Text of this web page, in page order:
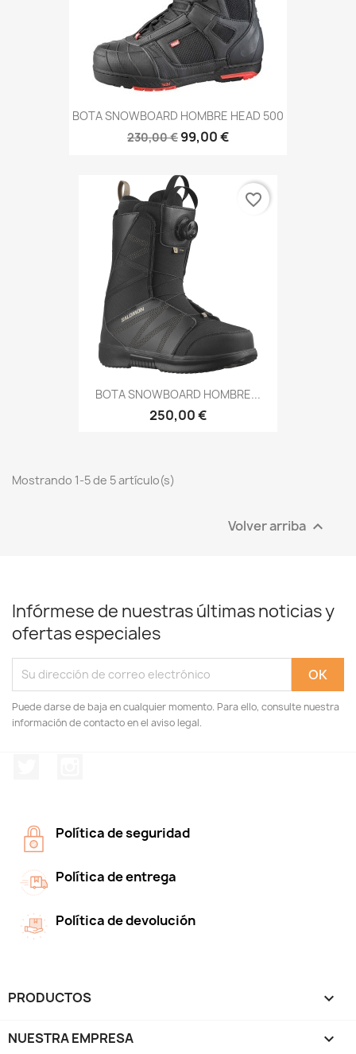
BOTA SNOWBOARD HOMBRE HEAD 500
230,00 € 99,00 €
BOTA SNOWBOARD HOMBRE...
250,00 €
favorite_border
Mostrando 1-5 de 5 artículo(s)
Volver arriba 
Infórmese de nuestras últimas noticias y
ofertas especiales
Puede darse de baja en cualquier momento. Para ello, consulte nuestra
información de contacto en el aviso legal.
Política de seguridad
Política de entrega
Política de devolución
PRODUCTOS 
NUESTRA EMPRESA 